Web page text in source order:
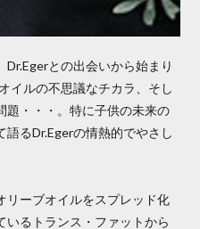
との出会いから始まり
イルの不思議なチカラ、そし
題・・・。特に子供の未来の
るDr.Egerの情熱的でやさし
リーブオイルをスプレッド化
いるトランス・ファットから